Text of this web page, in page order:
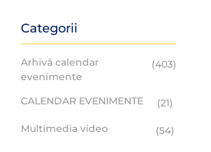
Categorii
Arhivă calendar
evenimente
(403)
CALENDAR EVENIMENTE (21)
Multimedia video (54)